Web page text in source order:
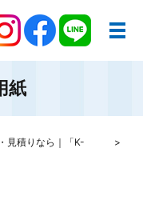
紙
見積りなら｜「K-